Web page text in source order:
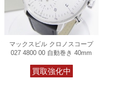
マックスビル クロノスコープ
027 4800 00 自動巻き 40mm
買取強化中